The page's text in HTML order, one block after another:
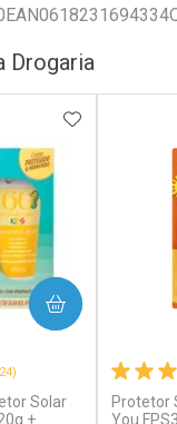
Drogaria
Solar
+
ADICIONAR
Protetor
You